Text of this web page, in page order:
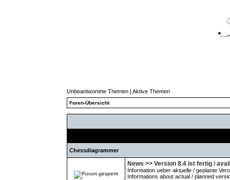
Unbeantwortete Themen | Aktive Themen
Foren-Übersicht
Chessdiagrammer
News >> Version 8.4 ist fertig /
Information ueber aktuelle / geplante
Informations about actual / planned